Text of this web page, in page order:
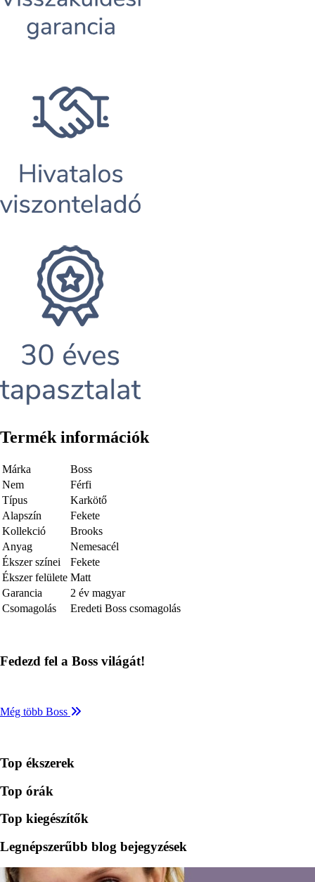
Termék információk
Márka
Boss
Nem
Férfi
Típus
Karkötő
Alapszín
Fekete
Kollekció
Brooks
Anyag
Nemesacél
Ékszer színei
Fekete
Ékszer felülete Matt
Garancia
2 év magyar
Csomagolás
Eredeti Boss csomagolás
Fedezd fel a Boss világát!
Még több Boss
Top ékszerek
Top órák
Top kiegészítők
Legnépszerűbb blog bejegyzések